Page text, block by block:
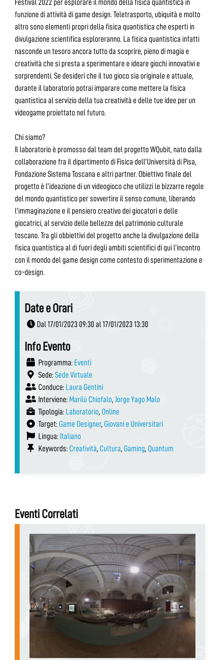
Festival 2022 per esplorare il mondo della fisica quantistica in
funzione di attività di game design. Teletrasporto, ubiquità e molto
altro sono elementi propri della fisica quantistica che esperti in
divulgazione scientifica esploreranno. La fisica quantistica infatti
nasconde un tesoro ancora tutto da scoprire, pieno di magia e
creatività che si presta a sperimentare e ideare giochi innovativi e
sorprendenti. Se desideri che il tuo gioco sia originale e attuale,
durante il laboratorio potrai imparare come mettere la fisica
quantistica al servizio della tua creatività e delle tue idee per un
videogame proiettato nel futuro.
Chi siamo?
Il laboratorio è promosso dal team del progetto WQubit, nato dalla
collaborazione fra il dipartimento di Fisica dell’Università di Pisa,
Fondazione Sistema Toscana e altri partner. Obiettivo finale del
progetto è l’ideazione di un videogioco che utilizzi le bizzarre regole
del mondo quantistico per sovvertire il senso comune, liberando
l’immaginazione e il pensiero creativo dei giocatori e delle
giocatrici, al servizio delle bellezze del patrimonio culturale
toscano. Tra gli obbiettivi del progetto anche la divulgazione della
fisica quantistica al di fuori degli ambiti scientifici di qui l’incontro
con il mondo del game design come contesto di sperimentazione e
co-design.
Date e Orari
Dal 17/01/2023 09:30 al 17/01/2023 13:30
Info Evento
Programma: Eventi
Sede: Sede Virtuale
Conduce: Laura Gentini
Interviene: Marilù Chiofalo, Jorge Yago Malo
Tipologia: Laboratorio, Online
Target: Game Designer, Giovani e Universitari
Lingua: Italiano
Keywords: Creatività, Cultura, Gaming, Quantum
Eventi Correlati